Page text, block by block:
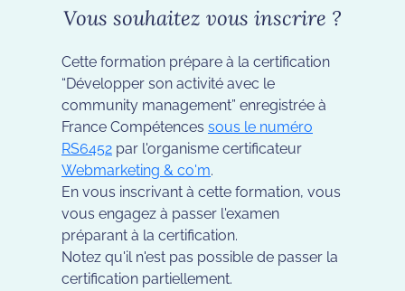
Vous souhaitez vous inscrire ?
Cette formation prépare à la certification
“Développer son activité avec le
community management” enregistrée à
France Compétences sous le numéro
RS6452 par l'organisme certificateur
Webmarketing & co'm.
En vous inscrivant à cette formation, vous
vous engagez à passer l'examen
préparant à la certification.
Notez qu'il n'est pas possible de passer la
certification partiellement.